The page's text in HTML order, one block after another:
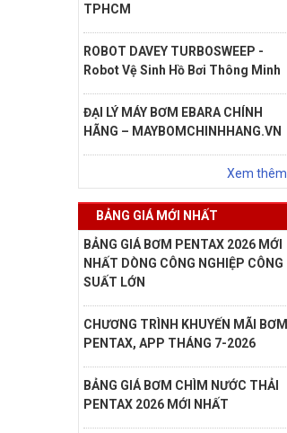
TPHCM
ROBOT DAVEY TURBOSWEEP -
Robot Vệ Sinh Hồ Bơi Thông Minh
ĐẠI LÝ MÁY BƠM EBARA CHÍNH
HÃNG – MAYBOMCHINHHANG.VN
Xem thêm
BẢNG GIÁ MỚI NHẤT
BẢNG GIÁ BƠM PENTAX 2026 MỚI
NHẤT DÒNG CÔNG NGHIỆP CÔNG
SUẤT LỚN
CHƯƠNG TRÌNH KHUYẾN MÃI BƠM
PENTAX, APP THÁNG 7-2026
BẢNG GIÁ BƠM CHÌM NƯỚC THẢI
PENTAX 2026 MỚI NHẤT